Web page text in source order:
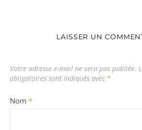
LAISSER UN
Votre adresse e-mail ne sera pas publiée.
obligatoires sont indiqués avec *
Nom *